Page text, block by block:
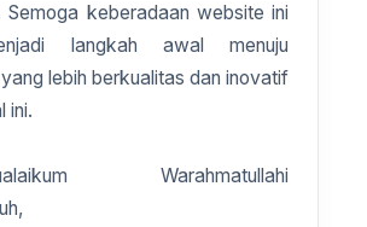
Semoga keberadaan website ini
langkah awal menuju
lebih berkualitas dan inovatif
ini.
Warahmatullahi